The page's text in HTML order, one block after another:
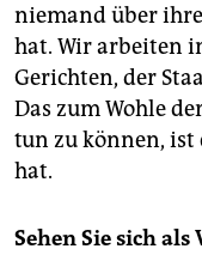
niemand über
hat. Wir arbeiten
Gerichten, der
Das zum Wohle
tun zu können, ist
hat.
Sehen Sie sich